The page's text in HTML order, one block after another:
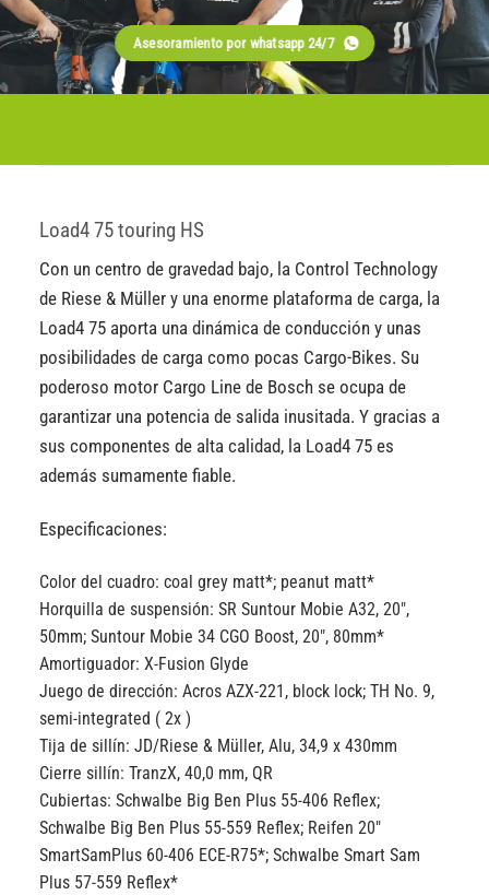
Asesoramiento por whatsapp 24/7
Load4 75 touring HS
Con un centro de gravedad bajo, la Control Technology
de Riese & Müller y una enorme plataforma de carga, la
Load4 75 aporta una dinámica de conducción y unas
posibilidades de carga como pocas Cargo-Bikes. Su
poderoso motor Cargo Line de Bosch se ocupa de
garantizar una potencia de salida inusitada. Y gracias a
sus componentes de alta calidad, la Load4 75 es
además sumamente fiable.
Especificaciones:
Color del cuadro:coal grey matt*; peanut matt*
Horquilla de suspensión:SR Suntour Mobie A32, 20″,
50mm; Suntour Mobie 34 CGO Boost, 20″, 80mm*
Amortiguador:X-Fusion Glyde
Juego de dirección:Acros AZX-221, block lock; TH No. 9,
semi-integrated ( 2x )
Tija de sillín:JD/Riese & Müller, Alu, 34,9 x 430mm
Cierre sillín:TranzX, 40,0 mm, QR
Cubiertas:Schwalbe Big Ben Plus 55-406 Reflex;
Schwalbe Big Ben Plus 55-559 Reflex; Reifen 20″
SmartSamPlus 60-406 ECE-R75*; Schwalbe Smart Sam
Plus 57-559 Reflex*